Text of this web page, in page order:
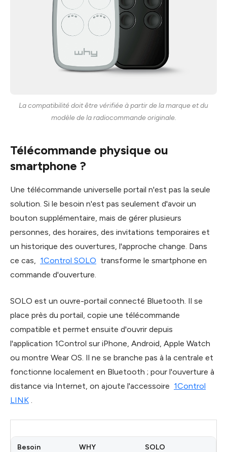
La compatibilité doit être vérifiée à partir de la marque et du
modèle de la radiocommande originale.
Télécommande physique ou
smartphone ?
Une télécommande universelle portail n'est pas la seule
solution. Si le besoin n'est pas seulement d'avoir un
bouton supplémentaire, mais de gérer plusieurs
personnes, des horaires, des invitations temporaires et
un historique des ouvertures, l'approche change. Dans
ce cas, 1Control SOLO transforme le smartphone en
commande d'ouverture.
SOLO est un ouvre-portail connecté Bluetooth. Il se
place près du portail, copie une télécommande
compatible et permet ensuite d'ouvrir depuis
l'application 1Control sur iPhone, Android, Apple Watch
ou montre Wear OS. Il ne se branche pas à la centrale et
fonctionne localement en Bluetooth ; pour l'ouverture à
distance via Internet, on ajoute l'accessoire 1Control
LINK .
Besoin WHY SOLO